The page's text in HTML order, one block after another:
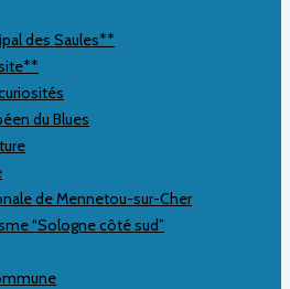
des Saules**
du Blues
de Mennetou-sur-Cher
“Sologne côté sud”